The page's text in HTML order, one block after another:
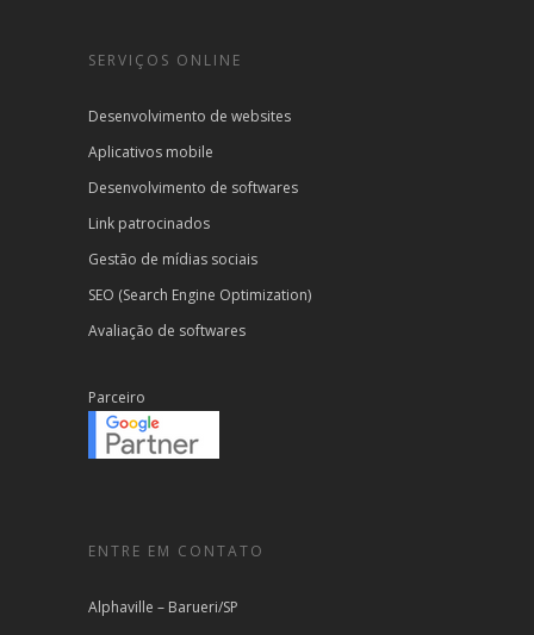
SERVIÇOS ONLINE
Desenvolvimento de websites
Aplicativos mobile
Desenvolvimento de softwares
Link patrocinados
Gestão de mídias sociais
SEO (Search Engine Optimization)
Avaliação de softwares
Parceiro
ENTRE EM CONTATO
Alphaville – Barueri/SP